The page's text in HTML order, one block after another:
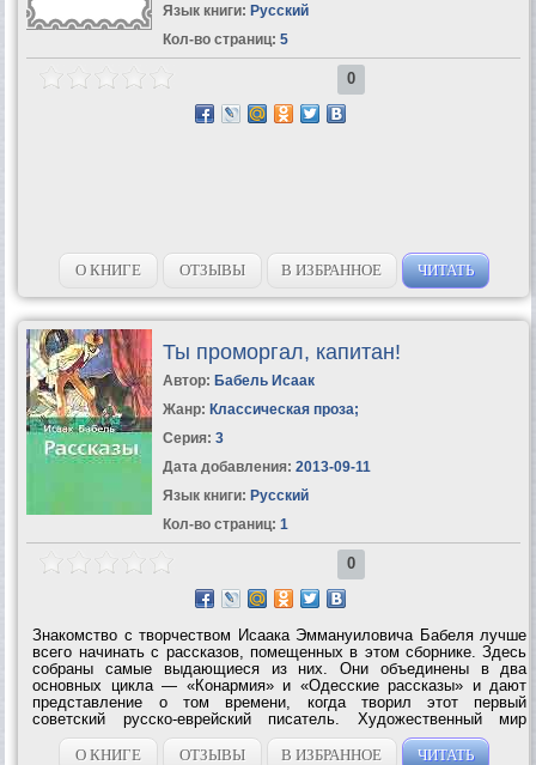
Язык книги: Русский
Кол-во страниц: 5
0
О КНИГЕ ОТЗЫВЫ В ИЗБРАННОЕ ЧИТАТЬ
Ты проморгал, капитан!
Автор: Бабель Исаак
Жанр: Классическая проза;
Серия: 3
Дата добавления: 2013-09-11
Язык книги: Русский
Кол-во страниц: 1
0
Знакомство с творчеством Исаака Эммануиловича Бабеля лучше
всего начинать с рассказов, помещенных в этом сборнике. Здесь
собраны самые выдающиеся из них. Они объединены в два
основных цикла — «Конармия» и «Одесские рассказы» и дают
представление о том времени, когда творил этот первый
советский русско-еврейский писатель. Художественный мир
писателя предстает здесь во всей своей уникальности: в
характерных портретах...
О КНИГЕ ОТЗЫВЫ В ИЗБРАННОЕ ЧИТАТЬ